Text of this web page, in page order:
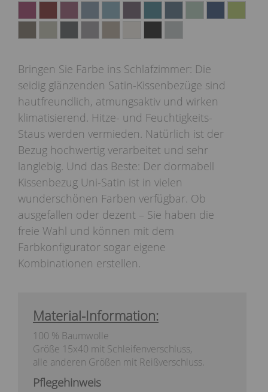
Bringen Sie Farbe ins Schlafzimmer: Die
seidig glänzenden Satin-Kissenbezüge sind
hautfreundlich, atmungsaktiv und wirken
klimatisierend. Hitze- und Feuchtigkeits-
Staus werden vermieden. Natürlich ist der
Bezug hochwertig verarbeitet und sehr
langlebig. Und das Beste: Der dormabell
Kissenbezug Uni-Satin ist in vielen
wunderschönen Farben verfügbar. Ob
ausgefallen oder dezent – Sie haben die
freie Wahl und können mit dem
Farbkonfigurator sogar eigene
Kombinationen erstellen.
Material-Information:
100 % Baumwolle
Größe 15x40 mit Schleifenverschluss,
alle anderen Größen mit Reißverschluss.
Pflegehinweis